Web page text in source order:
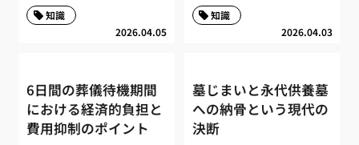
2026.04.05
知識
2026.04.03
知識
6日間の葬儀待機期間
における経済的負担と
費用抑制のポイント
墓じまいと永代供養墓
への納骨という現代の
決断